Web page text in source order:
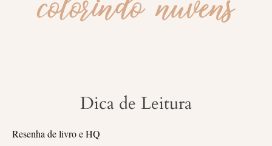
Dica de Leitura
Resenha de livro e HQ